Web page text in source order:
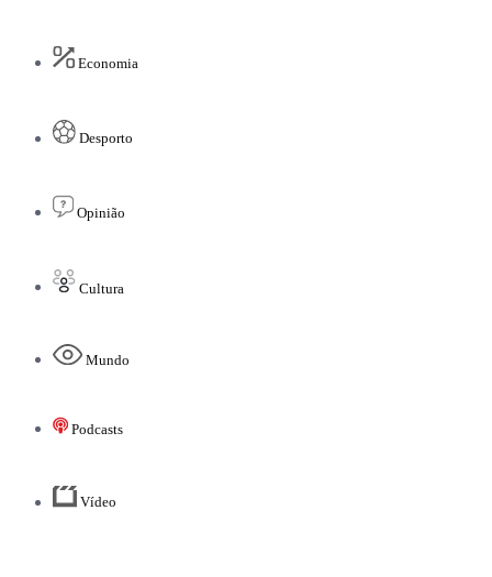
Economia
Desporto
Opinião
Cultura
Mundo
Podcasts
Vídeo